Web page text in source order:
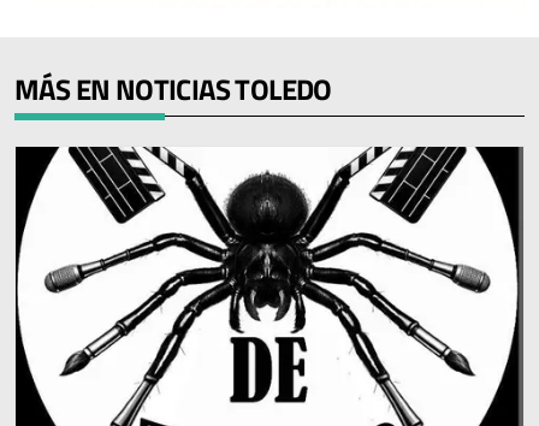
MÁS EN NOTICIAS TOLEDO